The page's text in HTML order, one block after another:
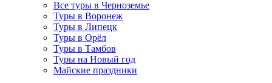
Все туры в Черноземье
Туры в Воронеж
Туры в Липецк
Туры в Орёл
Туры в Тамбов
Туры на Новый год
Майские праздники